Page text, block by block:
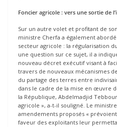
Foncier agricole : vers une sortie de
Sur un autre volet et profitant de
ministre Cherfa a également
secteur agricole : la régularisation
une question sur ce sujet, il a
nouveau décret exécutif visant à
travers de nouveaux mécanismes
du partage des terres entre
dans le cadre de la mise en œuvre
la République, Abdelmadjid
agricole », a-t-il souligné. Le
amendements proposés «
faveur des exploitants leur